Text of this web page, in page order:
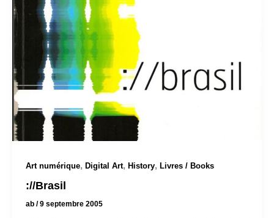
Art numérique, Digital Art, History, Livres / Books
://Brasil
ab /9 septembre 2005